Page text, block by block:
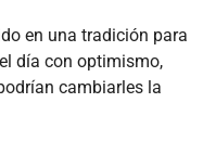
en una tradición para
día con optimismo,
cambiarles la